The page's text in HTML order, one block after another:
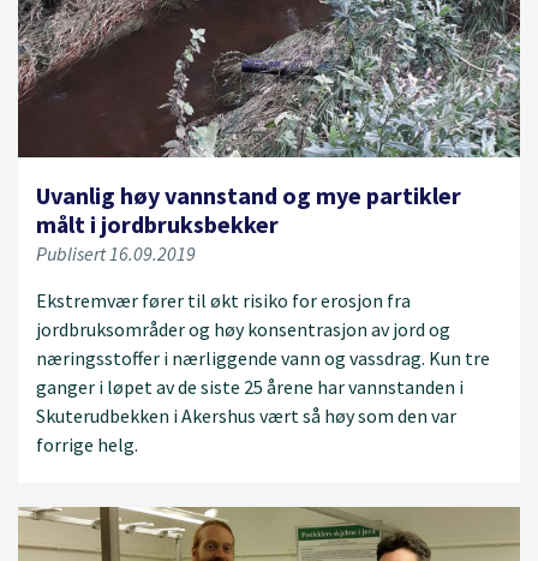
Uvanlig høy vannstand og mye partikler
målt i jordbruksbekker
Publisert 16.09.2019
Ekstremvær fører til økt risiko for erosjon fra
jordbruksområder og høy konsentrasjon av jord og
næringsstoffer i nærliggende vann og vassdrag. Kun tre
ganger i løpet av de siste 25 årene har vannstanden i
Skuterudbekken i Akershus vært så høy som den var
forrige helg.